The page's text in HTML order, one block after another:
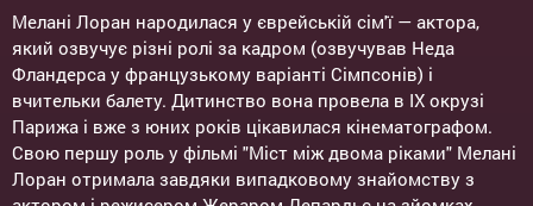
Мелані Лоран народилася у єврейській сім'ї — актора,
який озвучує різні ролі за кадром (озвучував Неда
Фландерса у французькому варіанті Сімпсонів) і
вчительки балету. Дитинство вона провела в IX окрузі
Парижа і вже з юних років цікавилася кінематографом.
Свою першу роль у фільмі "Міст між двома ріками" Мелані
Лоран отримала завдяки випадковому знайомству з